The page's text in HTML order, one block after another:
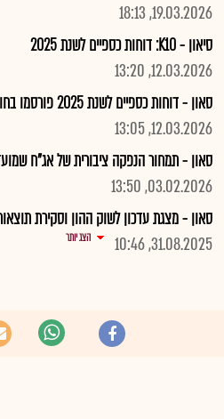
19.03.2026, 18:13
סיאון - K10: דוחות כספיים לשנת 2025
12.03.2026, 13:20
סאון - דוחות כספיים לשנת 2025 פורסמו בחו"ל
12.03.2026, 13:05
סאון - תמחור הנפקה ציבורית של אג"ח שמועד
03.02.2026, 13:50
סאון - מצגת עדכון לשוק ההון וסקירת תוצאות רבעון ,2
31.08.2025, 10:46
הצג יותר